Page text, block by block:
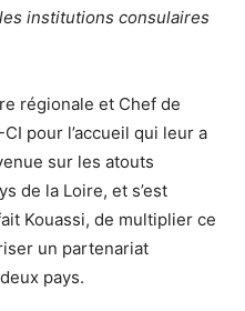
institutions consulaires
régionale et Chef de
pour l’accueil qui leur a
sur les atouts
de la Loire, et s’est
Kouassi, de multiplier ce
un partenariat
pays.